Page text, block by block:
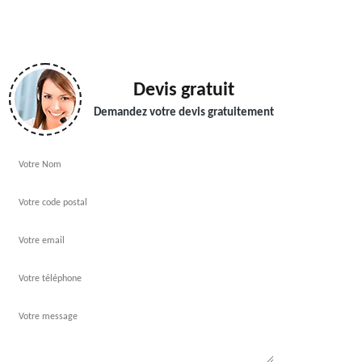
Devis gratuit
Demandez votre devis gratuitement